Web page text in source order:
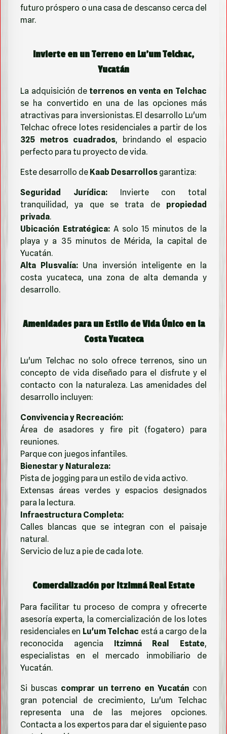
futuro próspero o una casa de descanso cerca del
mar.
Invierte en un Terreno en Lu'um Telchac,
Yucatán
La adquisición de terrenos en venta en Telchac
se ha convertido en una de las opciones más
atractivas para inversionistas. El desarrollo Lu'um
Telchac ofrece lotes residenciales a partir de los
325 metros cuadrados, brindando el espacio
perfecto para tu proyecto de vida.
Este desarrollo de Kaab Desarrollos garantiza:
Seguridad Jurídica:Invierte con total
tranquilidad, ya que se trata de propiedad
privada.
Ubicación Estratégica:A solo 15 minutos de la
playa y a 35 minutos de Mérida, la capital de
Yucatán.
Alta Plusvalía: Una inversión inteligente en la
costa yucateca, una zona de alta demanda y
desarrollo.
Amenidades para un Estilo de Vida Único en la
Costa Yucateca
Lu'um Telchac no solo ofrece terrenos, sino un
concepto de vida diseñado para el disfrute y el
contacto con la naturaleza. Las amenidades del
desarrollo incluyen:
Convivencia y Recreación:
Área de asadores y fire pit (fogatero) para
reuniones.
Parque con juegos infantiles.
Bienestar y Naturaleza:
Pista de jogging para un estilo de vida activo.
Extensas áreas verdes y espacios designados
para la lectura.
Infraestructura Completa:
Calles blancas que se integran con el paisaje
natural.
Servicio de luz a pie de cada lote.
Comercialización por Itzimná Real Estate
Para facilitar tu proceso de compra y ofrecerte
asesoría experta, la comercialización de los lotes
residenciales en Lu'um Telchac está a cargo de la
reconocida agencia Itzimná Real Estate,
especialistas en el mercado inmobiliario de
Yucatán.
Si buscas comprar un terreno en Yucatán con
gran potencial de crecimiento, Lu'um Telchac
representa una de las mejores opciones.
Contacta a los expertos para dar el siguiente paso